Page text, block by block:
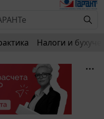
Налоги и